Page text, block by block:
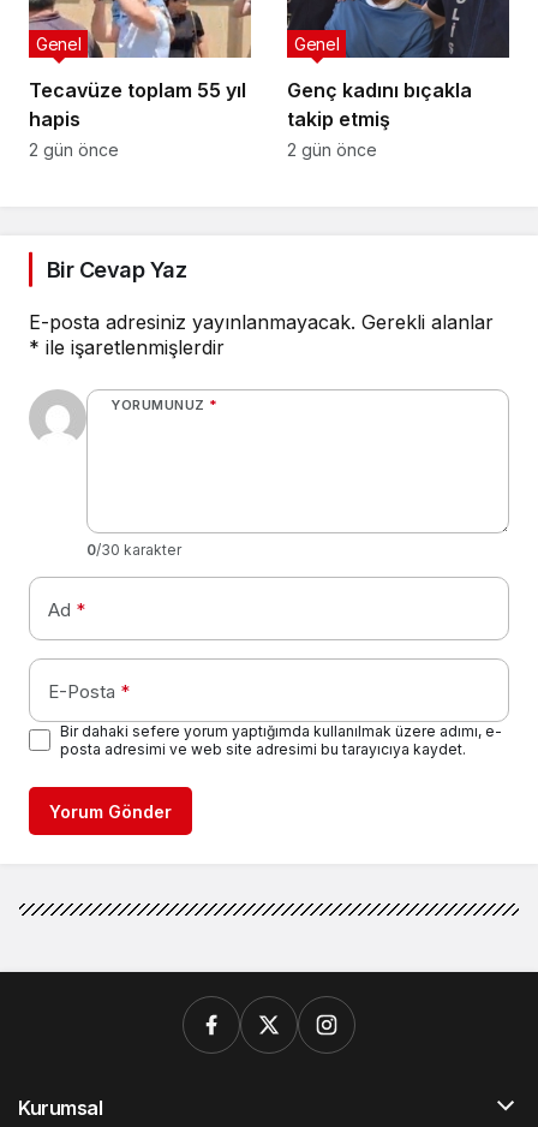
Tecavüze toplam 55 yıl
hapis
Genel
2 gün önce
Genç kadını bıçakla
takip etmiş
Genel
2 gün önce
Bir Cevap Yaz
E-posta adresiniz yayınlanmayacak. Gerekli alanlar
* ile işaretlenmişlerdir
YORUMUNUZ *
0/30 karakter
Ad *
E-Posta *
Bir dahaki sefere yorum yaptığımda kullanılmak üzere adımı, e-
posta adresimi ve web site adresimi bu tarayıcıya kaydet.
Yorum Gönder
Kurumsal